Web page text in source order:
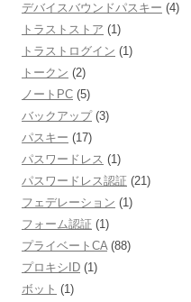
デバイスバウンドパスキー (4)
トラストストア (1)
トラストログイン (1)
トークン (2)
ノートPC (5)
バックアップ(3)
パスキー (17)
パスワードレス (1)
パスワードレス認証 (21)
フェデレーション (1)
フォーム認証 (1)
プライベートCA(88)
プロキシID (1)
ボット (1)